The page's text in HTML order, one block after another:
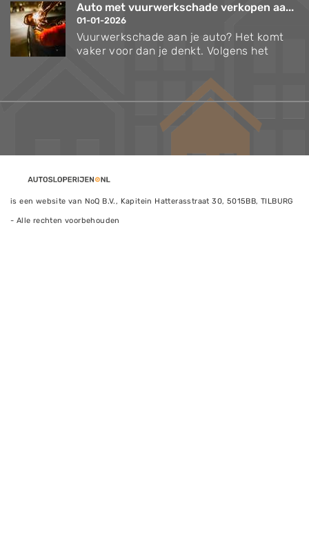
Auto met vuurwerkschade verkopen aa...
01-01-2026
Vuurwerkschade aan je auto? Het komt
vaker voor dan je denkt. Volgens het
is een website van NoQ B.V., Kapitein Hatterasstraat 30, 5015BB, TILBURG
- Alle rechten voorbehouden